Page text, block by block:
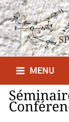
Aller
au
contenu
MENU